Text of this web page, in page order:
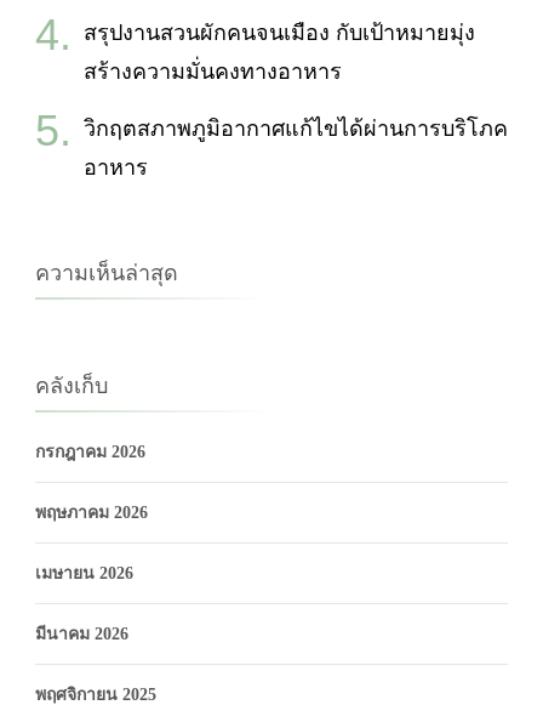
สรุปงานสวนผักคนจนเมือง กับเป้าหมายมุ่ง
สร้างความมั่นคงทางอาหาร
วิกฤตสภาพภูมิอากาศแก้ไขได้ผ่านการบริโภค
อาหาร
ความเห็นล่าสุด
คลังเก็บ
กรกฎาคม 2026
พฤษภาคม 2026
เมษายน 2026
มีนาคม 2026
พฤศจิกายน 2025